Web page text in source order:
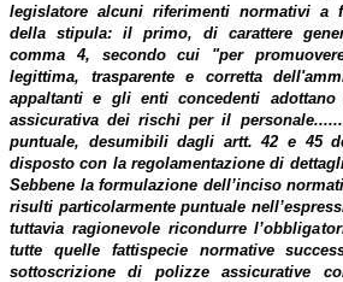
legislatore alcuni riferimenti normativi a
della stipula: il primo, di carattere
comma 4, secondo cui "per
legittima, trasparente e corretta
appaltanti e gli enti concedenti
assicurativa dei rischi per il
puntuale, desumibili dagli artt. 42 e 45
disposto con la regolamentazione di
Sebbene la formulazione dell’inciso
risulti particolarmente puntuale
tuttavia ragionevole ricondurre
tutte quelle fattispecie normative
sottoscrizione di polizze assicurative